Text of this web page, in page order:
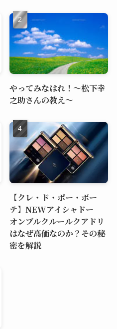
やってみなはれ！～松下幸
之助さんの教え～
【クレ・ド・ポー・ボー
テ】NEWアイシャドー
オンブルクルールクアドリ
はなぜ高価なのか？その秘
密を解説